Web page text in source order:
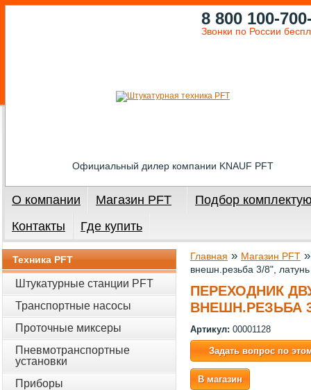
Официальный дилер компании KNAUF PFT
8 800 100-
Звонки по России
О компании Магазин PFT
Подбор
Контакты
Где купить
Главная » Магазин PFT
внешн.резьба 3/8", латунь
ПЕРЕХОДНИК
ВНЕШН.РЕЗЬБА
Артикул: 00001128
Задать вопрос по
В магазин
Техника PFT
Штукатурные станции PFT
Транспортные насосы
Проточные миксеры
Пневмотранспортные
установки
Приборы